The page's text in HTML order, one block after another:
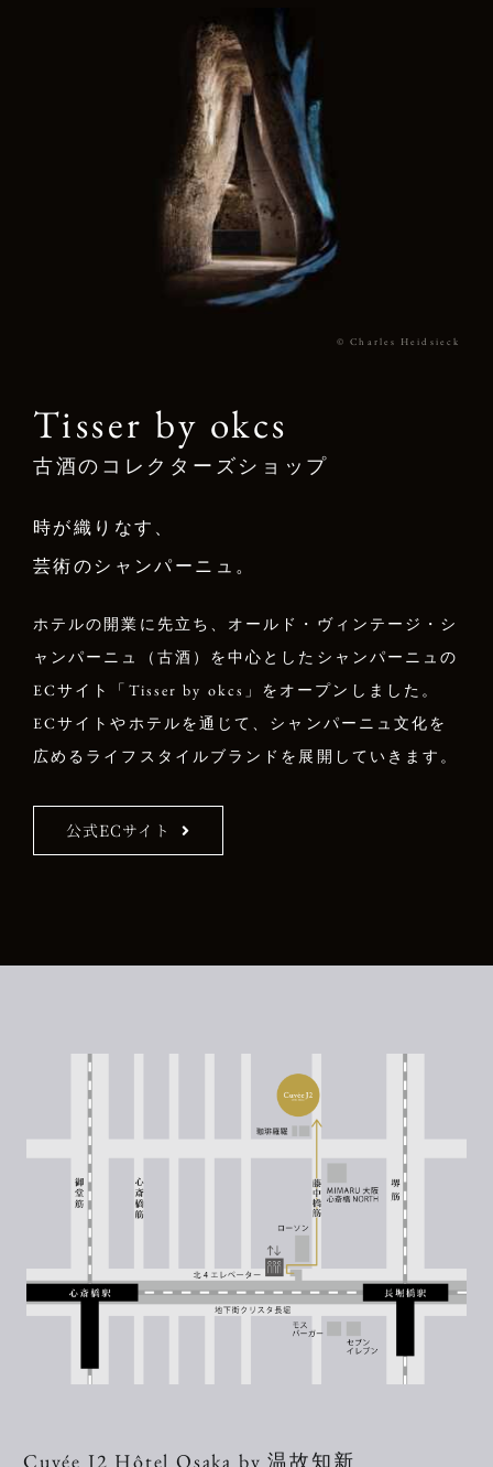
© Charles Heidsieck
Tisser by okcs
古酒のコレクターズショップ
時が織りなす、
芸術のシャンパーニュ。
ホテルの開業に先立ち、オールド・ヴィンテージ・シ
ャンパーニュ（古酒）を中心としたシャンパーニュの
ECサイト「Tisser by okcs」をオープンしました。
ECサイトやホテルを通じて、シャンパーニュ文化を
広めるライフスタイルブランドを展開していきます。
公式ECサイト
Cuvée J2 Hôtel Osaka by 温故知新